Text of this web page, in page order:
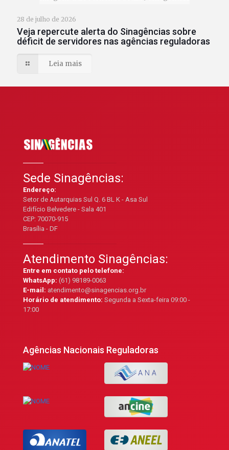
28 de julho de 2026
Veja repercute alerta do Sinagências sobre
déficit de servidores nas agências reguladoras
Leia mais
Sede Sinagências:
Endereço:
Setor de Autarquias Sul Q. 6 BL K - Asa Sul
Edifício Belvedere - Sala 401
CEP: 70070-915
Brasília - DF
Atendimento Sinagências:
Entre em contato pelo telefone:
WhatsApp: (61) 98189-0063
E-mail: atendimento@sinagencias.org.br
Horário de atendimento: Segunda a Sexta-feira 09:00 -
17:00
Agências Nacionais Reguladoras